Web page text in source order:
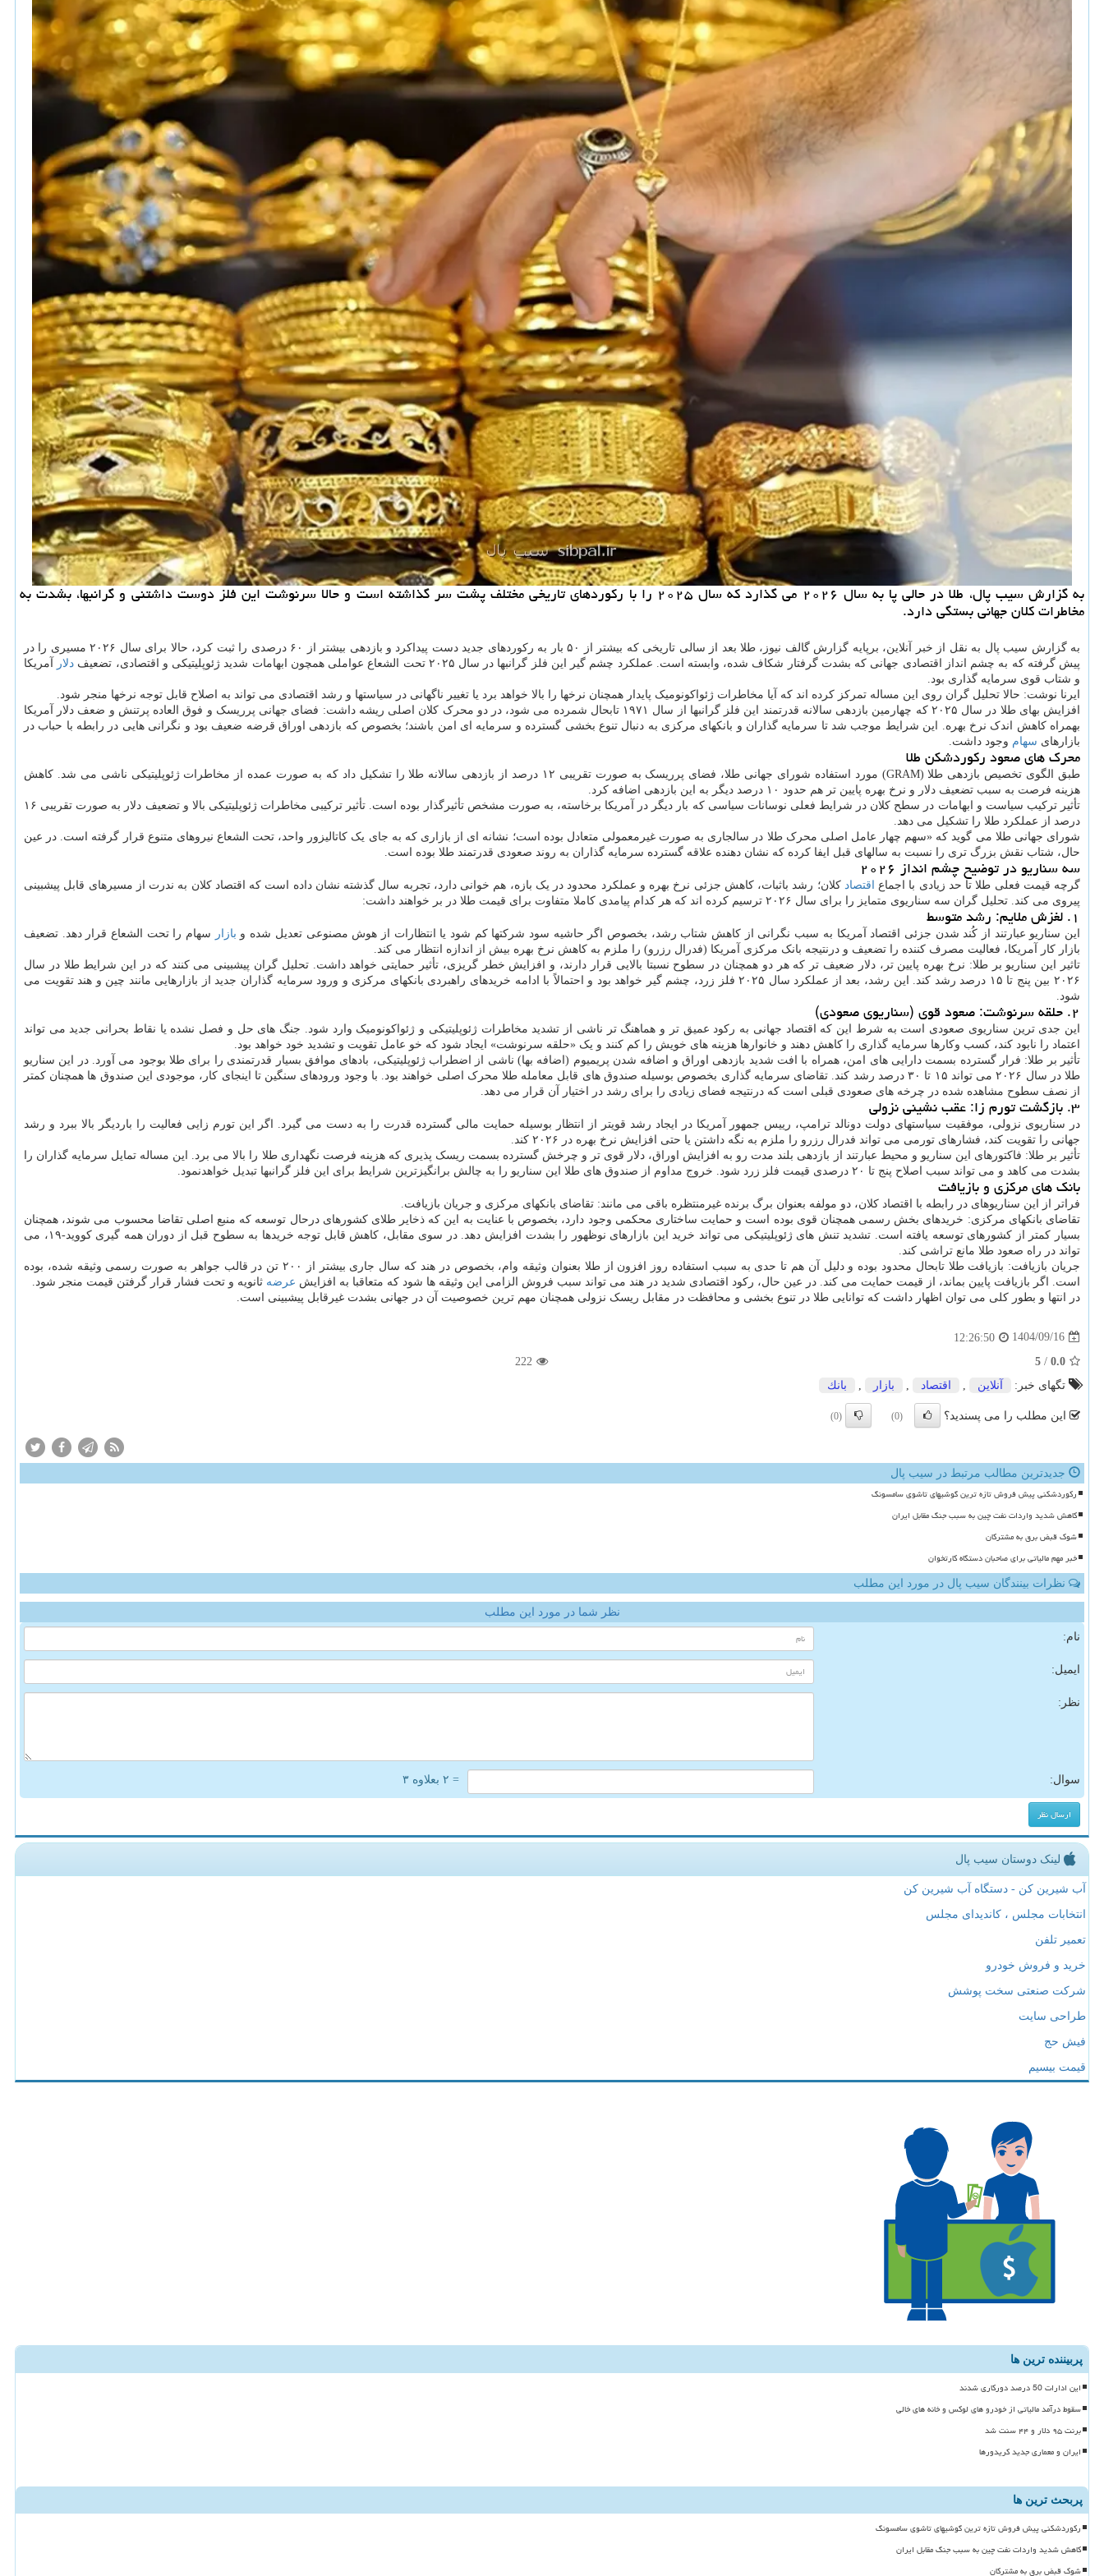
به گزارش سیب پال، طلا در حالی پا به سال ۲۰۲۶ می گذارد که سال ۲۰۲۵ را با رکوردهای تاریخی مختلف پشت سر گذاشته است و حالا سرنوشت این فلز دوست داشتنی و گرانبها، بشدت به
مخاطرات کلان جهانی بستگی دارد.
به گزارش سیب پال به نقل از خبر آنلاین، برپایه گزارش گالف نیوز، طلا بعد از سالی تاریخی که بیشتر از ۵۰ بار به رکوردهای جدید دست پیداکرد و بازدهی بیشتر از ۶۰ درصدی را ثبت کرد، حالا برای سال ۲۰۲۶ مسیری را در
پیش گرفته که به چشم انداز اقتصادی جهانی که بشدت گرفتار شکاف شده، وابسته است. عملکرد چشم گیر این فلز گرانبها در سال ۲۰۲۵ تحت الشعاع عواملی همچون ابهامات شدید ژئوپلیتیکی و اقتصادی، تضعیف
دلار
آمریکا
و شتاب قوی سرمایه گذاری بود.
ایرنا نوشت: حالا تحلیل گران روی این مساله تمرکز کرده اند که آیا مخاطرات ژئواکونومیک پایدار همچنان نرخها را بالا خواهد برد یا تغییر ناگهانی در سیاستها و رشد اقتصادی می تواند به اصلاح قابل توجه نرخها منجر شود.
افزایش بهای طلا در سال ۲۰۲۵ که چهارمین بازدهی سالانه قدرتمند این فلز گرانبها از سال ۱۹۷۱ تابحال شمرده می شود، در دو محرک کلان اصلی ریشه داشت: فضای جهانی پرریسک و فوق العاده پرتنش و ضعف دلار آمریکا
بهمراه کاهش اندک نرخ بهره. این شرایط موجب شد تا سرمایه گذاران و بانکهای مرکزی به دنبال تنوع بخشی گسترده و سرمایه ای امن باشند؛ بخصوص که بازدهی اوراق قرضه ضعیف بود و نگرانی هایی در رابطه با حباب در
بازارهای سهام وجود داشت.
محرک های صعود رکوردشکن طلا
طبق الگوی تخصیص بازدهی طلا (GRAM) مورد استفاده شورای جهانی طلا، فضای پرریسک به صورت تقریبی ۱۲ درصد از بازدهی سالانه طلا را تشکیل داد که به صورت عمده از مخاطرات ژئوپلیتیکی ناشی می شد. کاهش
هزینه فرصت به سبب تضعیف دلار و نرخ بهره پایین تر هم حدود ۱۰ درصد دیگر به این بازدهی اضافه کرد.
تأثیر ترکیب سیاست و ابهامات در سطح کلان در شرایط فعلی نوسانات سیاسی که بار دیگر در آمریکا برخاسته، به صورت مشخص تأثیرگذار بوده است. تأثیر ترکیبی مخاطرات ژئوپلیتیکی بالا و تضعیف دلار به صورت تقریبی ۱۶
درصد از عملکرد طلا را تشکیل می دهد.
شورای جهانی طلا می گوید که «سهم چهار عامل اصلی محرک طلا در سالجاری به صورت غیرمعمولی متعادل بوده است؛ نشانه ای از بازاری که به جای یک کاتالیزور واحد، تحت الشعاع نیروهای متنوع قرار گرفته است. در عین
حال، شتاب نقش بزرگ تری را نسبت به سالهای قبل ایفا کرده که نشان دهنده علاقه گسترده سرمایه گذاران به روند صعودی قدرتمند طلا بوده است.
سه سناریو در توضیح چشم انداز ۲۰۲۶
گرچه قیمت فعلی طلا تا حد زیادی با اجماع اقتصاد کلان؛ رشد باثبات، کاهش جزئی نرخ بهره و عملکرد محدود در یک بازه، هم خوانی دارد، تجربه سال گذشته نشان داده است که اقتصاد کلان به ندرت از مسیرهای قابل پیشبینی
پیروی می کند. تحلیل گران سه سناریوی متمایز را برای سال ۲۰۲۶ ترسیم کرده اند که هر کدام پیامدی کاملا متفاوت برای قیمت طلا در بر خواهند داشت:
۱. لغزش ملایم: رشد متوسط
این سناریو عبارتند از کُند شدن جزئی اقتصاد آمریکا به سبب نگرانی از کاهش شتاب رشد، بخصوص اگر حاشیه سود شرکتها کم شود یا انتظارات از هوش مصنوعی تعدیل شده و بازار
سهام را تحت الشعاع قرار دهد. تضعیف
بازار کار آمریکا، فعالیت مصرف کننده را تضعیف و درنتیجه بانک مرکزی آمریکا (فدرال رزرو) را ملزم به کاهش نرخ بهره بیش از اندازه انتظار می کند.
تاثیر این سناریو بر طلا: نرخ بهره پایین تر، دلار ضعیف تر که هر دو همچنان در سطوح نسبتا بالایی قرار دارند، و افزایش خطر گریزی، تأثیر حمایتی خواهد داشت. تحلیل گران پیشبینی می کنند که در این شرایط طلا در سال
۲۰۲۶ بین پنج تا ۱۵ درصد رشد کند. این رشد، بعد از عملکرد سال ۲۰۲۵ فلز زرد، چشم گیر خواهد بود و احتمالاً با ادامه خریدهای راهبردی بانکهای مرکزی و ورود سرمایه گذاران جدید از بازارهایی مانند چین و هند تقویت می
شود.
۲. حلقه سرنوشت: صعود قوی (سناریوی صعودی)
این جدی ترین سناریوی صعودی است به شرط این که اقتصاد جهانی به رکود عمیق تر و هماهنگ تر ناشی از تشدید مخاطرات ژئوپلیتیکی و ژئواکونومیک وارد شود. جنگ های حل و فصل نشده یا نقاط بحرانی جدید می تواند
اعتماد را نابود کند، کسب وکارها سرمایه گذاری را کاهش دهند و خانوارها هزینه های خویش را کم کنند و یک «حلقه سرنوشت» ایجاد شود که خو عامل تقویت و تشدید خود خواهد بود.
تأثیر بر طلا: فرار گسترده بسمت دارایی های امن، همراه با افت شدید بازدهی اوراق و اضافه شدن پریمیوم (اضافه بها) ناشی از اضطراب ژئوپلیتیکی، بادهای موافق بسیار قدرتمندی را برای طلا بوجود می آورد. در این سناریو
طلا در سال ۲۰۲۶ می تواند ۱۵ تا ۳۰ درصد رشد کند. تقاضای سرمایه گذاری بخصوص بوسیله صندوق های قابل معامله طلا محرک اصلی خواهند بود. با وجود ورودهای سنگین تا اینجای کار، موجودی این صندوق ها همچنان کمتر
از نصف سطوح مشاهده شده در چرخه های صعودی قبلی است که درنتیجه فضای زیادی را برای رشد در اختیار آن قرار می دهد.
۳. بازگشت تورم زا: عقب نشینی نزولی
در سناریوی نزولی، موفقیت سیاستهای دولت دونالد ترامپ، رییس جمهور آمریکا در ایجاد رشد قویتر از انتظار بوسیله حمایت مالی گسترده قدرت را به دست می گیرد. اگر این تورم زایی فعالیت را باردیگر بالا ببرد و رشد
جهانی را تقویت کند، فشارهای تورمی می تواند فدرال رزرو را ملزم به نگه داشتن یا حتی افزایش نرخ بهره در ۲۰۲۶ کند.
تأثیر بر طلا: فاکتورهای این سناریو و محیط عبارتند از بازدهی بلند مدت رو به افزایش اوراق، دلار قوی تر و چرخش گسترده بسمت ریسک پذیری که هزینه فرصت نگهداری طلا را بالا می برد. این مساله تمایل سرمایه گذاران را
بشدت می کاهد و می تواند سبب اصلاح پنج تا ۲۰ درصدی قیمت فلز زرد شود. خروج مداوم از صندوق های طلا این سناریو را به چالش برانگیزترین شرایط برای این فلز گرانبها تبدیل خواهدنمود.
بانک های مرکزی و بازیافت
فراتر از این سناریوهای در رابطه با اقتصاد کلان، دو مولفه بعنوان برگ برنده غیرمنتظره باقی می مانند: تقاضای بانکهای مرکزی و جریان بازیافت.
تقاضای بانکهای مرکزی: خریدهای بخش رسمی همچنان قوی بوده است و حمایت ساختاری محکمی وجود دارد، بخصوص با عنایت به این که ذخایر طلای کشورهای درحال توسعه که منبع اصلی تقاضا محسوب می شوند، همچنان
بسیار کمتر از کشورهای توسعه یافته است. تشدید تنش های ژئوپلیتیکی می تواند خرید این بازارهای نوظهور را بشدت افزایش دهد. در سوی مقابل، کاهش قابل توجه خریدها به سطوح قبل از دوران همه گیری کووید-۱۹، می
تواند در راه صعود طلا مانع تراشی کند.
جریان بازیافت: بازیافت طلا تابحال محدود بوده و دلیل آن هم تا حدی به سبب استفاده روز افزون از طلا بعنوان وثیقه وام، بخصوص در هند که سال جاری بیشتر از ۲۰۰ تن در قالب جواهر به صورت رسمی وثیقه شده، بوده
است. اگر بازیافت پایین بماند، از قیمت حمایت می کند. در عین حال، رکود اقتصادی شدید در هند می تواند سبب فروش الزامی این وثیقه ها شود که متعاقبا به افزایش عرضه ثانویه و تحت فشار قرار گرفتن قیمت منجر شود.
در انتها و بطور کلی می توان اظهار داشت که توانایی طلا در تنوع بخشی و محافظت در مقابل ریسک نزولی همچنان مهم ترین خصوصیت آن در جهانی بشدت غیرقابل پیشبینی است.
1404/09/16
12:26:50
0.0
/
5
222
تگهای خبر:
آنلاین , اقتصاد , بازار , بانك
این مطلب را می پسندید؟ (0)
(0)
جدیدترین مطالب مرتبط در سیب پال
رکوردشکنی پیش فروش تازه ترین گوشیهای تاشوی سامسونگ
کاهش شدید واردات نفت چین به سبب جنگ مقابل ایران
شوک قبض برق به مشترکان
خبر مهم مالیاتی برای صاحبان دستگاه کارتخوان
نظرات بینندگان سیب پال در مورد این مطلب
نظر شما در مورد این مطلب
نام:
ایمیل:
نظر:
سوال: = ۲ بعلاوه ۳
لینک دوستان سیب پال
آب شیرین کن - دستگاه آب شیرین کن
انتخابات مجلس ، کاندیدای مجلس
تعمیر تلفن
خرید و فروش خودرو
شرکت صنعتی سخت پوشش
طراحی سایت
فیش حج
قیمت بیسیم
پربیننده ترین ها
این ادارات 50 درصد دورکاری شدند
سقوط درآمد مالیاتی از خودرو های لوکس و خانه های خالی
برنت ۹۵ دلار و ۴۴ سنت شد
ایران و معماری جدید کریدورها
پربحث ترین ها
رکوردشکنی پیش فروش تازه ترین گوشیهای تاشوی سامسونگ
کاهش شدید واردات نفت چین به سبب جنگ مقابل ایران
شوک قبض برق به مشترکان